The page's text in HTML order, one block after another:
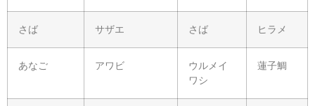
さば サザエ さば ヒラメ
あなご アワビ
ウルメイ
ワシ
蓮子鯛